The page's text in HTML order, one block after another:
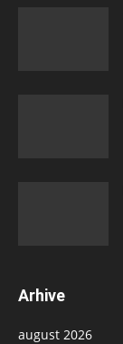
Arhive
august 2026